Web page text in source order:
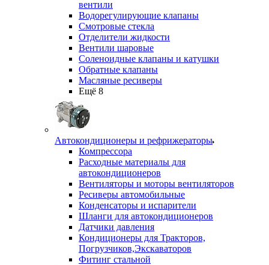
вентили
Водорегулирующие клапаны
Смотровые стекла
Отделители жидкости
Вентили шаровые
Соленоидные клапаны и катушки
Обратные клапаны
Масляные ресиверы
Ещё 8
Автокондиционеры и рефрижераторы
Компрессора
Расходные материалы для
автокондиционеров
Вентиляторы и моторы вентиляторов
Ресиверы автомобильные
Конденсаторы и испарители
Шланги для автокондиционеров
Датчики давления
Кондиционеры для Тракторов,
Погрузчиков,Экскаваторов
Фитинг стальной